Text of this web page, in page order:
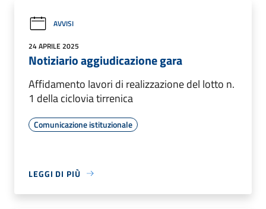
AVVISI
24 APRILE 2025
Notiziario aggiudicazione gara
Affidamento lavori di realizzazione del lotto n.
1 della ciclovia tirrenica
Comunicazione istituzionale
LEGGI DI PIÙ